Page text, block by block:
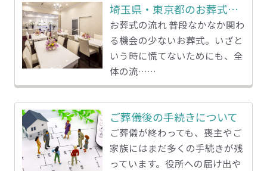
埼玉県・東京都のお葬式の流れ
お葬式の流れ 普段なかなか関わ
る機会の少ないお葬式。いざと
いう時に慌てないためにも、全
体の流……
ご葬儀後の手続きについて
ご葬儀が終わっても、喪主やご
家族にはまだ多くの手続きが残
っています。役所への届け出や